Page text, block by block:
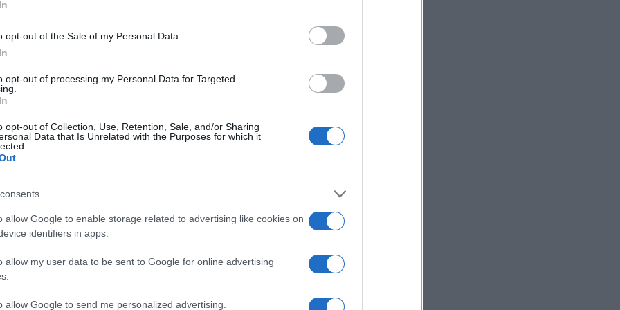
opt-out of the Sale of my Personal Data.
opt-out of processing my Personal Data for Targeted
opt-out of Collection, Use, Retention, Sale, and/or Sharing
Data that Is Unrelated with the Purposes for which it
allow Google to enable storage related to advertising like cookies on
identifiers in apps.
allow my user data to be sent to Google for online advertising
allow Google to send me personalized advertising.
του – Φωτογραφία
μέσα στον τοκετό γιατί το ήθελα»